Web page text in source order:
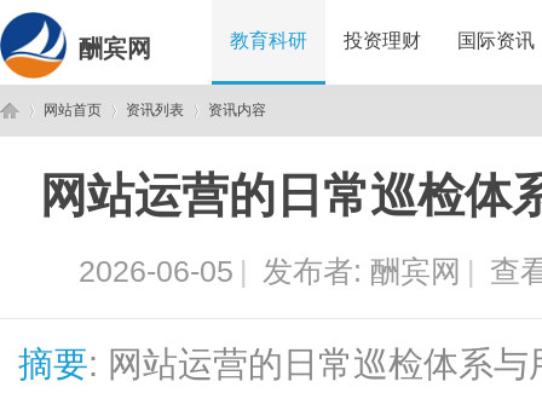
酬宾网 教育科研 投资理财 国际资讯
网站首页
›
资讯列表 资讯内容
网站运营的日常巡检体
2026-06-05 | 发布者: 酬宾网 | 查
摘要: 网站运营的日常巡检体系